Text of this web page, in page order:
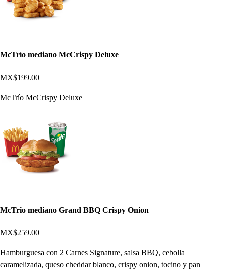
McTrío mediano McCrispy Deluxe
MX$199.00
McTrío McCrispy Deluxe
McTrio mediano Grand BBQ Crispy Onion
MX$259.00
Hamburguesa con 2 Carnes Signature, salsa BBQ, cebolla
caramelizada, queso cheddar blanco, crispy onion, tocino y pan